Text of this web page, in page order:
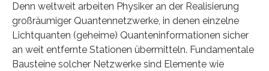
Denn weltweit arbeiten Physiker an der Realisierung
großräumiger Quantennetzwerke, in denen einzelne
Lichtquanten (geheime) Quanteninformationen sicher
an weit entfernte Stationen übermitteln. Fundamentale
Bausteine solcher Netzwerke sind Elemente wie